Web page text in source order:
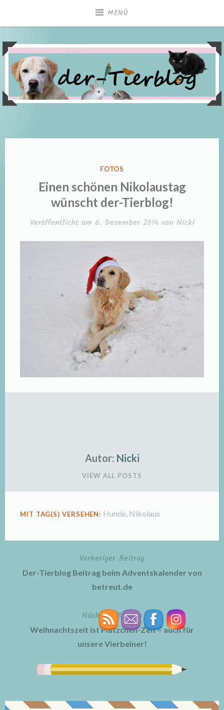
MENÜ
VERÖFFENTLICHT
FOTOS
Einen schönen Nikolaustag
wünscht der-Tierblog!
Veröffentlicht am 6. Dezember 2014 von Nicki
Autor: Nicki
VIEW ALL POSTS
MIT TAG(S) VERSEHEN: Hunde Nikolaus
BeitragsnavigationVorheriger Beitrag
Der-Tierblog Beitrag beim Adventskalender von
betreut.de
Nächster Beitrag
Weihnachtszeit ist Plätzchen-Zeit – auch für
unsere Vierbeiner!